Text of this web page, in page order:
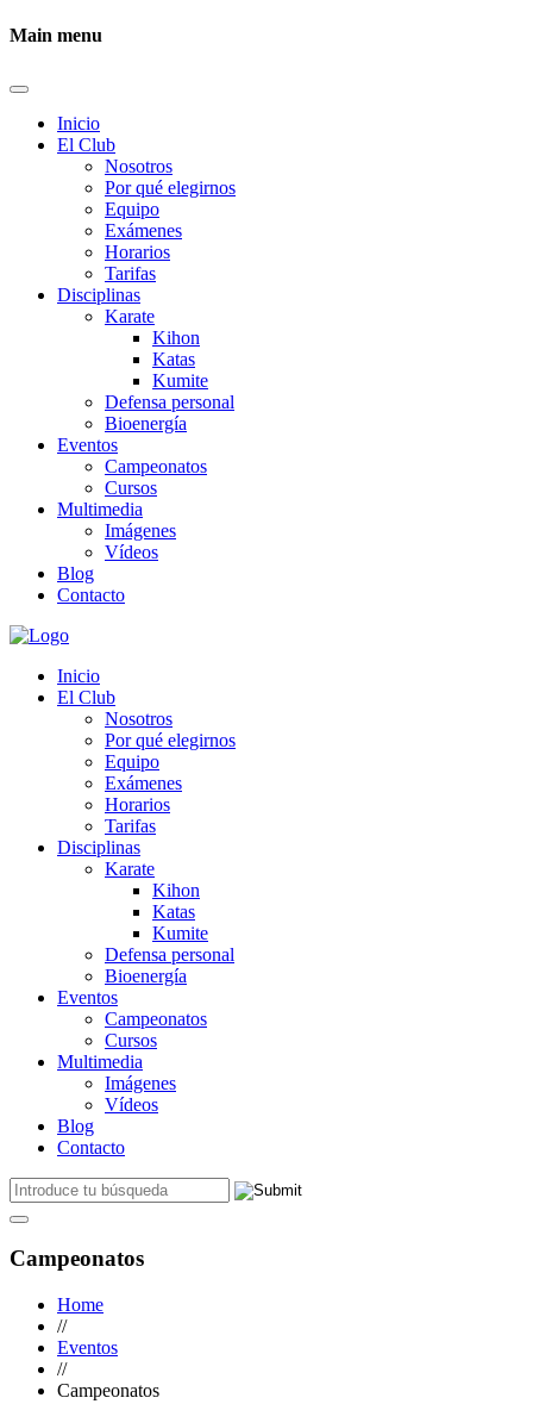
Main menu
Inicio
El Club
Nosotros
Por qué elegirnos
Equipo
Exámenes
Horarios
Tarifas
Disciplinas
Karate
Kihon
Katas
Kumite
Defensa personal
Bioenergía
Eventos
Campeonatos
Cursos
Multimedia
Imágenes
Vídeos
Blog
Contacto
Inicio
El Club
Nosotros
Por qué elegirnos
Equipo
Exámenes
Horarios
Tarifas
Disciplinas
Karate
Kihon
Katas
Kumite
Defensa personal
Bioenergía
Eventos
Campeonatos
Cursos
Multimedia
Imágenes
Vídeos
Blog
Contacto
Campeonatos
Home
//
Eventos
//
Campeonatos